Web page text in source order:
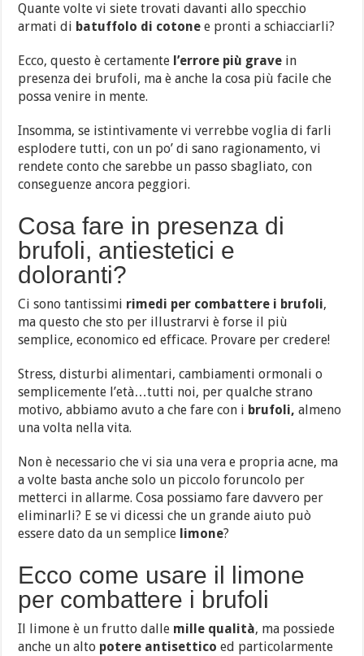
Quante volte vi siete trovati davanti allo specchio
armati di batuffolo di cotone e pronti a schiacciarli?
Ecco, questo è certamente l’errore più grave in
presenza dei brufoli, ma è anche la cosa più facile che
possa venire in mente.
Insomma, se istintivamente vi verrebbe voglia di farli
esplodere tutti, con un po’ di sano ragionamento, vi
rendete conto che sarebbe un passo sbagliato, con
conseguenze ancora peggiori.
Cosa fare in presenza di
brufoli, antiestetici e
doloranti?
Ci sono tantissimi rimedi per combattere i brufoli,
ma questo che sto per illustrarvi è forse il più
semplice, economico ed efficace. Provare per credere!
Stress, disturbi alimentari, cambiamenti ormonali o
semplicemente l’età…tutti noi, per qualche strano
motivo, abbiamo avuto a che fare con i brufoli, almeno
una volta nella vita.
Non è necessario che vi sia una vera e propria acne, ma
a volte basta anche solo un piccolo foruncolo per
metterci in allarme. Cosa possiamo fare davvero per
eliminarli? E se vi dicessi che un grande aiuto può
essere dato da un semplice limone?
Ecco come usare il limone
per combattere i brufoli
Il limone è un frutto dalle mille qualità, ma possiede
anche un alto potere antisettico ed particolarmente